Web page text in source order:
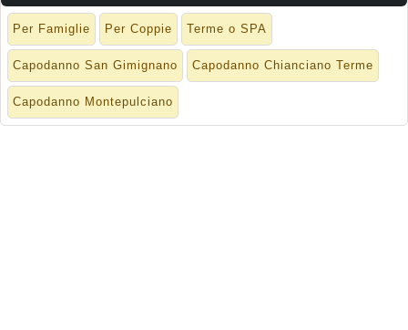
Per Famiglie Per Coppie Terme o SPA
Capodanno San Gimignano Capodanno Chianciano Terme
Capodanno Montepulciano